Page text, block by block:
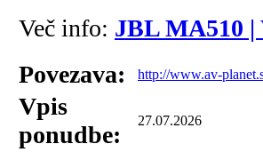
Več info: JBL MA510 |
Povezava:
http://www.av-
Vpis
ponudbe:
27.07.2026